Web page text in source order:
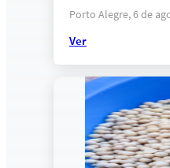
Porto Alegre, 6 de
Ver